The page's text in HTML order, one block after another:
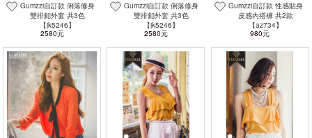
Gumzzi自訂款 俐落修身
雙排釦外套 共3色
【jk5246】
2580元
Gumzzi自訂款 俐落修身
雙排釦外套 共3色
【jk5246】
2580元
Gumzzi自訂款 性感貼身
皮感內搭褲 共2款
【az734】
980元